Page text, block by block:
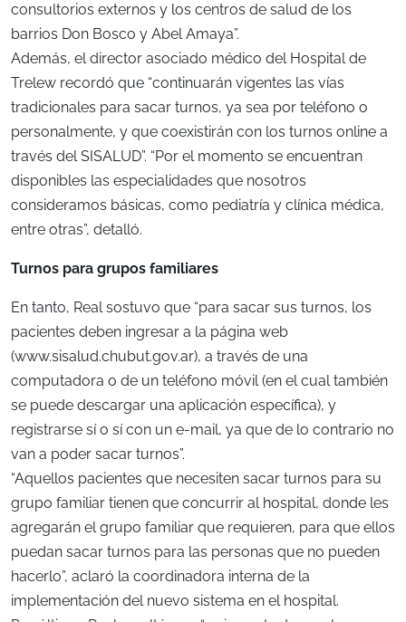
consultorios externos y los centros de salud de los
barrios Don Bosco y Abel Amaya”.
Además, el director asociado médico del Hospital de
Trelew recordó que “continuarán vigentes las vías
tradicionales para sacar turnos, ya sea por teléfono o
personalmente, y que coexistirán con los turnos online a
través del SISALUD”. “Por el momento se encuentran
disponibles las especialidades que nosotros
consideramos básicas, como pediatría y clínica médica,
entre otras”, detalló.
Turnos para grupos familiares
En tanto, Real sostuvo que “para sacar sus turnos, los
pacientes deben ingresar a la página web
(www.sisalud.chubut.gov.ar), a través de una
computadora o de un teléfono móvil (en el cual también
se puede descargar una aplicación específica), y
registrarse sí o sí con un e-mail, ya que de lo contrario no
van a poder sacar turnos”.
“Aquellos pacientes que necesiten sacar turnos para su
grupo familiar tienen que concurrir al hospital, donde les
agregarán el grupo familiar que requieren, para que ellos
puedan sacar turnos para las personas que no pueden
hacerlo”, aclaró la coordinadora interna de la
implementación del nuevo sistema en el hospital.